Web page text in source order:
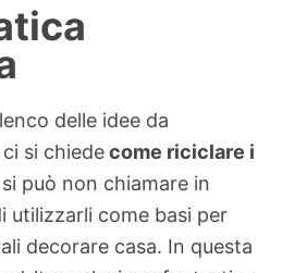
delle idee da
si chiedecome riciclare i
può non chiamare in
utilizzarli come basi per
decorare casa. In questa